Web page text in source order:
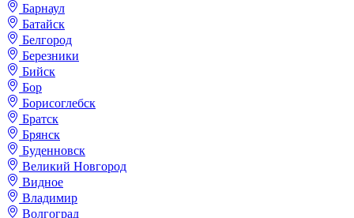
Барнаул
Батайск
Белгород
Березники
Бийск
Бор
Борисоглебск
Братск
Брянск
Буденновск
Великий Новгород
Видное
Владимир
Волгоград